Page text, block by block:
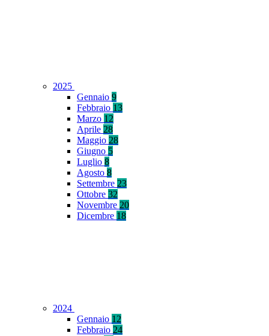
2025
Gennaio 9
Febbraio 13
Marzo 12
Aprile 28
Maggio 28
Giugno 5
Luglio 8
Agosto 8
Settembre 23
Ottobre 32
Novembre 20
Dicembre 18
2024
Gennaio 12
Febbraio 24